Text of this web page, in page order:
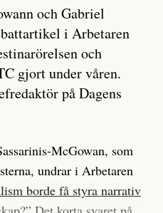
och Gabriel
i Arbetaren
och
gjort under våren.
på Dagens
McGowan, som
undrar i Arbetaren
borde få styra narrativ